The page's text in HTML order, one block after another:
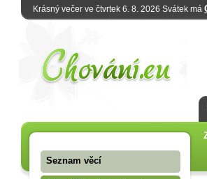
Krásný večer ve čtvrtek 6. 8. 2026 Svátek má
Seznam věcí